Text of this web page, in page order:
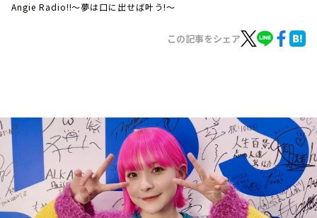
トピックス
TBS Podcast
お知らせ
イベント・グッズ
YouTube
会社情報
Angie Radio!!～夢は口に出せば叶う!～
この記事をシェア